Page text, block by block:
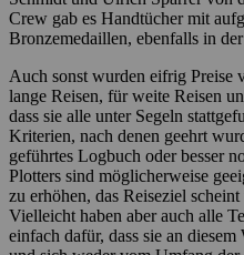
Crew gab es Handtücher mit
Bronzemedaillen, ebenfalls in
Auch sonst wurden eifrig Preise
lange Reisen, für weite Reisen
dass sie alle unter Segeln
Kriterien, nach denen geehrt
geführtes Logbuch oder besser
Plotters sind möglicherweise
zu erhöhen, das Reiseziel
Vielleicht haben aber auch alle
einfach dafür, dass sie an